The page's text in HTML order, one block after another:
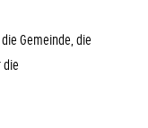
Gemeinde, die
die